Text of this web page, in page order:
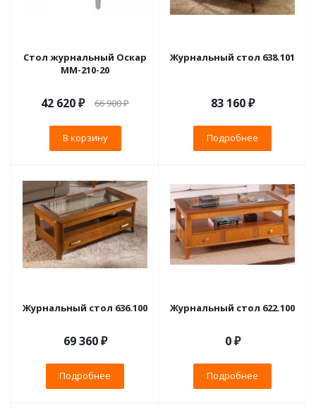
Стол журнальный Оскар
ММ-210-20
42 620₽ 66 900₽
В корзину
Журнальный стол 638.101
83 160 ₽
Подробнее
Журнальный стол 636.100
69 360 ₽
Подробнее
Журнальный стол 622.100
0 ₽
Подробнее